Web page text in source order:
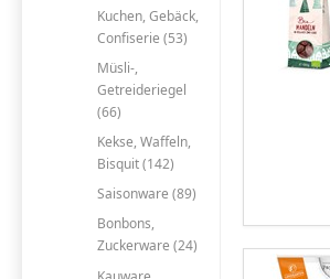
Kuchen, Gebäck,
Confiserie (53)
Müsli-,
Getreideriegel
(66)
Kekse, Waffeln,
Bisquit (142)
Saisonware (89)
Bonbons,
Zuckerware (24)